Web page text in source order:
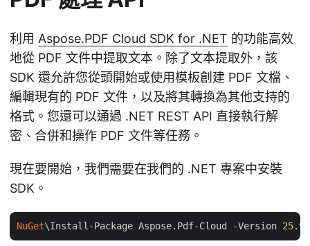
利用 Aspose.PDF Cloud SDK for .NET 的功能高效
地從 PDF 文件中提取文本。除了文本提取外，該
SDK 還允許您從頭開始或使用模板創建 PDF 文檔、
編輯現有的 PDF 文件，以及將其轉換為其他支持的
格式。您還可以通過 .NET REST API 直接執行解
密、合併和操作 PDF 文件等任務。
現在要開始，我們需要在我們的 .NET 專案中安裝
SDK。
NuGet\Install-Package Aspose.Pdf-Cloud -Version 25. 9